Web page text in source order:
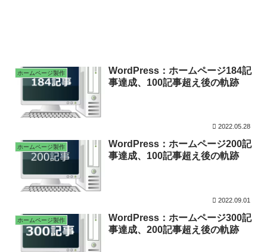
ホームページ製作
WordPress：ホームページ184記
事達成、100記事超え後の軌跡
2022.05.28
ホームページ製作
WordPress：ホームページ200記
事達成、100記事超え後の軌跡
2022.09.01
ホームページ製作
WordPress：ホームページ300記
事達成、200記事超え後の軌跡